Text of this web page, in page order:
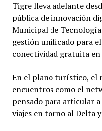
Tigre lleva adelante
pública de innovación
Municipal de
gestión unificado para
conectividad gratuita
En el plano turístico, el
encuentros como el
pensado para articular
viajes en torno al Delta